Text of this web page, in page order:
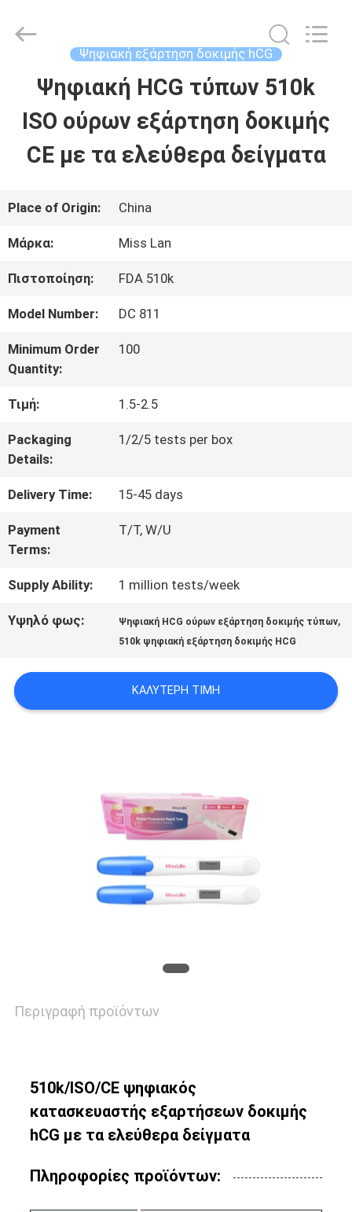
ΣΠΊΤΙ
ΠΡΟΪΌΝΤΑ
ΠΕΡΊΠΟΥ
ΕΜΕΊΣ
ΕΡΓΟΣΤΑΣΊΩΝ
ΠΟΙΟΤΙΚΌΣ
ΈΛΕΓΧΟΣ
ΕΛΆΤΕ
ΣΕ
ΕΠΑΦΉ
ΜΕ
ΕΙΔΉΣΕΙΣ
ΑΠΌΣΠΑΣΜΑ
Decheng
Ψηφιακή εξάρτηση δοκιμής hCG
Ψηφιακή HCG τύπων 510k
ISO ούρων εξάρτηση δοκιμής
CE με τα ελεύθερα δείγματα
Place of Origin: China
Μάρκα: Miss Lan
Πιστοποίηση: FDA 510k
Model Number: DC 811
Minimum Order
Quantity:
100
Τιμή: 1.5-2.5
Packaging
Details:
1/2/5 tests per box
Delivery Time: 15-45 days
Payment
Terms:
T/T, W/U
Supply Ability: 1 million tests/week
Υψηλό φως: Ψηφιακή HCG ούρων εξάρτηση δοκιμής τύπων,
510k ψηφιακή εξάρτηση δοκιμής HCG
ΚΑΛΎΤΕΡΗ ΤΙΜΉ
Περιγραφή προϊόντων
510k/ISO/CE ψηφιακός
κατασκευαστής εξαρτήσεων δοκιμής
hCG με τα ελεύθερα δείγματα
Πληροφορίες προϊόντων: